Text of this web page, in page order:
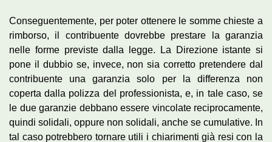
Conseguentemente, per poter ottenere le somme chieste a
rimborso, il contribuente dovrebbe prestare la garanzia
nelle forme previste dalla legge. La Direzione istante si
pone il dubbio se, invece, non sia corretto pretendere dal
contribuente una garanzia solo per la differenza non
coperta dalla polizza del professionista, e, in tale caso, se
le due garanzie debbano essere vincolate reciprocamente,
quindi solidali, oppure non solidali, anche se cumulative. In
tal caso potrebbero tornare utili i chiarimenti già resi con la